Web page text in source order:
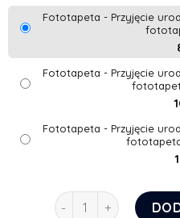
Fototapeta - Przyjęcie
Fototapeta - Przyjęcie
Fototapeta - Przyjęcie
ilość Fototapeta -